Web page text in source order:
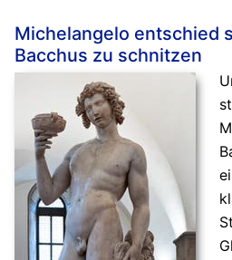
Michelangelo entschied
Bacchus zu schnitzen